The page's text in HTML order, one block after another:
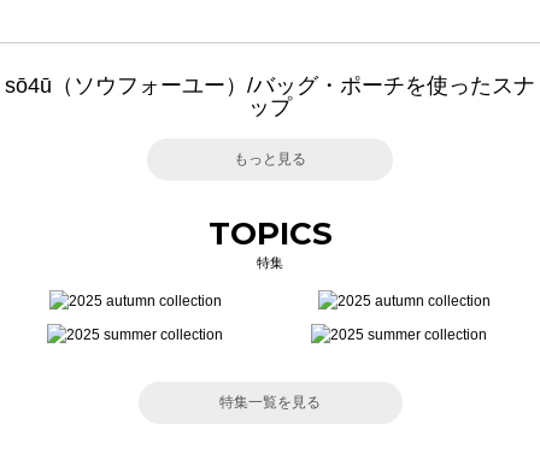
sō4ū（ソウフォーユー）/バッグ・ポーチを使ったスナ
ップ
もっと見る
TOPICS
特集
特集一覧を見る